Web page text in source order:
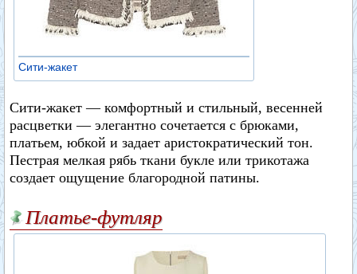
Сити-жакет
Сити-жакет — комфортный и стильный, весенней
расцветки — элегантно сочетается с брюками,
платьем, юбкой и задает аристократический тон.
Пестрая мелкая рябь ткани букле или трикотажа
создает ощущение благородной патины.
Платье-футляр